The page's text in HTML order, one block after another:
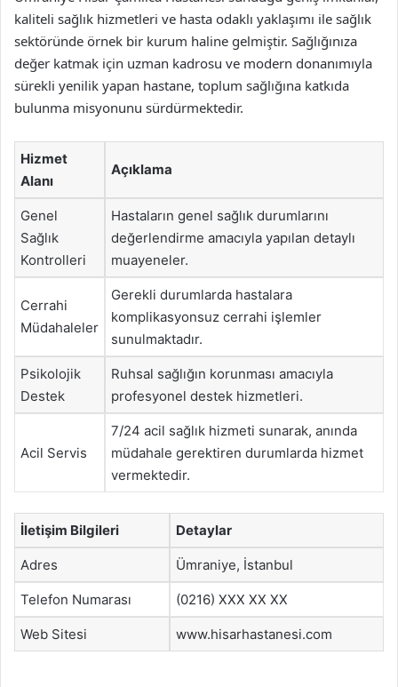
kaliteli sağlık hizmetleri ve hasta odaklı yaklaşımı ile sağlık
sektöründe örnek bir kurum haline gelmiştir. Sağlığınıza
değer katmak için uzman kadrosu ve modern donanımıyla
sürekli yenilik yapan hastane, toplum sağlığına katkıda
bulunma misyonunu sürdürmektedir.
Hizmet
Alanı
Açıklama
Genel
Sağlık
Kontrolleri
Hastaların genel sağlık durumlarını
değerlendirme amacıyla yapılan detaylı
muayeneler.
Cerrahi
Müdahaleler
Gerekli durumlarda hastalara
komplikasyonsuz cerrahi işlemler
sunulmaktadır.
Psikolojik
Destek
Ruhsal sağlığın korunması amacıyla
profesyonel destek hizmetleri.
Acil Servis
7/24 acil sağlık hizmeti sunarak, anında
müdahale gerektiren durumlarda hizmet
vermektedir.
İletişim Bilgileri Detaylar
Adres Ümraniye, İstanbul
Telefon Numarası (0216) XXX XX XX
Web Sitesi www.hisarhastanesi.com